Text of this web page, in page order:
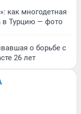
как многодетная
в Турцию — фото
о борьбе с
26 лет